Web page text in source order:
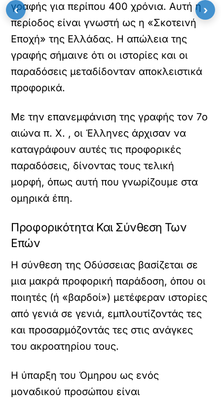
γραφής για περίπου 400 χρόνια. Αυτή η
περίοδος είναι γνωστή ως η «Σκοτεινή
Εποχή» της Ελλάδας. Η απώλεια της
γραφής σήμαινε ότι οι ιστορίες και οι
παραδόσεις μεταδίδονταν αποκλειστικά
προφορικά.
Με την επανεμφάνιση της γραφής τον 7ο
αιώνα π. Χ. , οι Έλληνες άρχισαν να
καταγράφουν αυτές τις προφορικές
παραδόσεις, δίνοντας τους τελική
μορφή, όπως αυτή που γνωρίζουμε στα
ομηρικά έπη.
Προφορικότητα Και Σύνθεση Των
Επών
Η σύνθεση της Οδύσσειας βασίζεται σε
μια μακρά προφορική παράδοση, όπου οι
ποιητές (ή «βαρδοί») μετέφεραν ιστορίες
από γενιά σε γενιά, εμπλουτίζοντάς τες
και προσαρμόζοντάς τες στις ανάγκες
του ακροατηρίου τους.
Η ύπαρξη του Όμηρου ως ενός
μοναδικού προσώπου είναι
‹ ›